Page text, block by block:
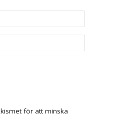
för att minska